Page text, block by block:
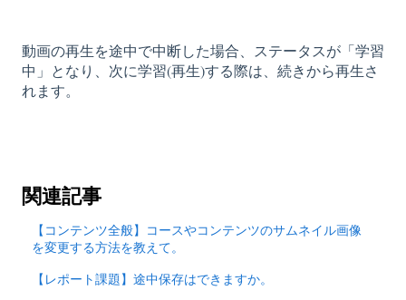
動画の再生を途中で中断した場合、ステータスが「学習
中」となり、次に学習(再生)する際は、続きから再生さ
れます。
関連記事
【コンテンツ全般】コースやコンテンツのサムネイル画像
を変更する方法を教えて。
【レポート課題】途中保存はできますか。